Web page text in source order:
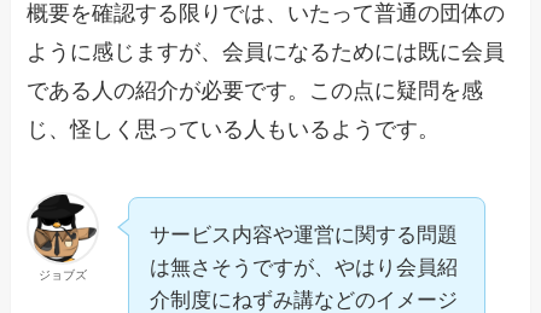
概要を確認する限りでは、いたって普通の団体の
ように感じますが、会員になるためには既に会員
である人の紹介が必要です。この点に疑問を感
じ、怪しく思っている人もいるようです。
ジョブズ
サービス内容や運営に関する問題
は無さそうですが、やはり会員紹
介制度にねずみ講などのイメージ